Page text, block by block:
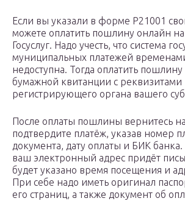
Если вы указали в форме Р21001
можете оплатить пошлину онлайн
Госуслуг. Надо учесть, что система
муниципальных платежей
недоступна. Тогда оплатить
бумажной квитанции с реквизитами
регистрирующего органа вашего
После оплаты пошлины вернитесь
подтвердите платёж, указав номер
документа, дату оплаты и БИК банка.
ваш электронный адрес придёт
будет указано время посещения и
При себе надо иметь оригинал
его страниц, а также документ об